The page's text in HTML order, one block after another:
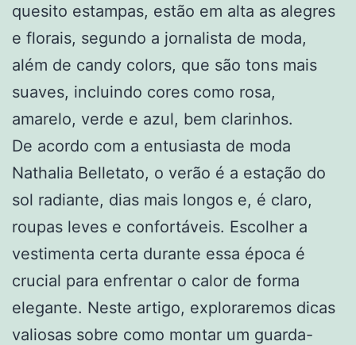
quesito estampas, estão em alta as alegres
e florais, segundo a jornalista de moda,
além de candy colors, que são tons mais
suaves, incluindo cores como rosa,
amarelo, verde e azul, bem clarinhos.
De acordo com a entusiasta de moda
Nathalia Belletato, o verão é a estação do
sol radiante, dias mais longos e, é claro,
roupas leves e confortáveis. Escolher a
vestimenta certa durante essa época é
crucial para enfrentar o calor de forma
elegante. Neste artigo, exploraremos dicas
valiosas sobre como montar um guarda-